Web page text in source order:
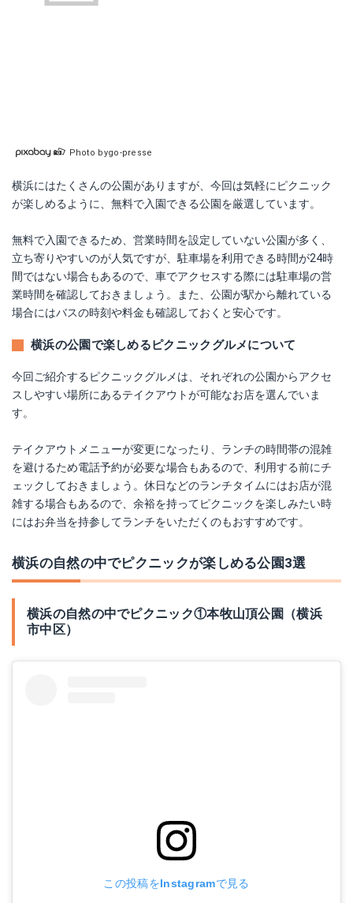
Photo bygo-presse
横浜にはたくさんの公園がありますが、今回は気軽にピクニック
が楽しめるように、無料で入園できる公園を厳選しています。
無料で入園できるため、営業時間を設定していない公園が多く、
立ち寄りやすいのが人気ですが、駐車場を利用できる時間が24時
間ではない場合もあるので、車でアクセスする際には駐車場の営
業時間を確認しておきましょう。また、公園が駅から離れている
場合にはバスの時刻や料金も確認しておくと安心です。
横浜の公園で楽しめるピクニックグルメについて
今回ご紹介するピクニックグルメは、それぞれの公園からアクセ
スしやすい場所にあるテイクアウトが可能なお店を選んでいま
す。
テイクアウトメニューが変更になったり、ランチの時間帯の混雑
を避けるため電話予約が必要な場合もあるので、利用する前にチ
ェックしておきましょう。休日などのランチタイムにはお店が混
雑する場合もあるので、余裕を持ってピクニックを楽しみたい時
にはお弁当を持参してランチをいただくのもおすすめです。
横浜の自然の中でピクニックが楽しめる公園3選
横浜の自然の中でピクニック①本牧山頂公園（横浜
市中区）
この投稿をInstagramで見る